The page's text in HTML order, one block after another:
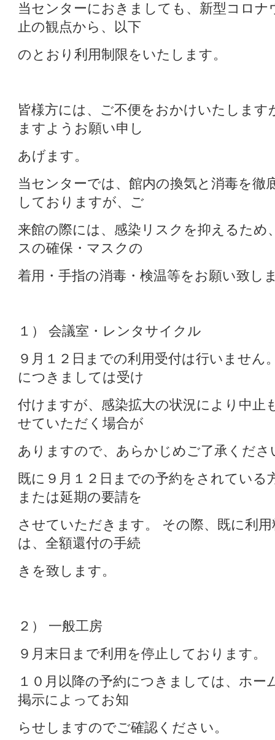
当センターにおきましても、新型コロナ
止の観点から、以下
のとおり利用制限をいたします。
皆様方には、ご不便をおかけいたします
ますようお願い申し
あげます。
当センターでは、館内の換気と消毒を徹
しておりますが、ご
来館の際には、感染リスクを抑えるた
スの確保・マスクの
着用・手指の消毒・検温等をお願い致し
１） 会議室・レンタサイクル
９月１２日までの利用受付は行いません
につきましては受け
付けますが、感染拡大の状況により中止
せていただく場合が
ありますので、あらかじめご了承くださ
既に９月１２日までの予約をされている
または延期の要請を
させていただきます。 その際、既に利
は、全額還付の手続
きを致します。
２） 一般工房
９月末日まで利用を停止しております。
１０月以降の予約につきましては、ホー
掲示によってお知
らせしますのでご確認ください。